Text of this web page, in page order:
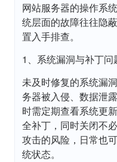
网站服务器的操作系
统层面的故障往往隐
置入手排查。
1、系统漏洞与补丁问
未及时修复的系统漏
务器被入侵、数据泄
时需定期查看系统更
全补丁，同时关闭不
攻击的风险，日常也
统状态。